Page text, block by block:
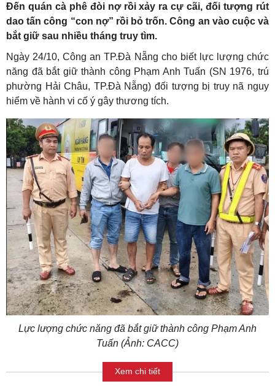
Đến quán cà phê đòi nợ rồi xảy ra cự cãi, đối tượng rút
dao tấn công “con nợ” rồi bỏ trốn. Công an vào cuộc và
bắt giữ sau nhiều tháng truy tìm.
Ngày 24/10, Công an TP.Đà Nẵng cho biết lực lượng chức
năng đã bắt giữ thành công Phạm Anh Tuấn (SN 1976, trú
phường Hải Châu, TP.Đà Nẵng) đối tượng bị truy nã nguy
hiểm về hành vi cố ý gây thương tích.
Lực lượng chức năng đã bắt giữ thành công Phạm Anh
Tuấn (Ảnh: CACC)
Xem chi tiết